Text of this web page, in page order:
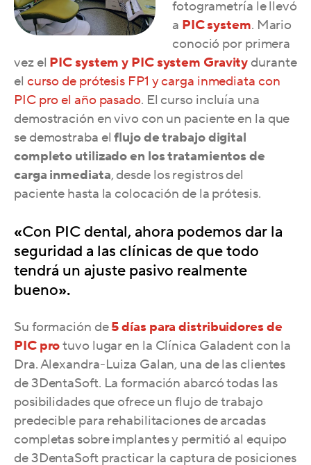
fotogrametría le llevó
a PIC system. Mario
conoció por primera
vez el PIC system y PIC system Gravity durante
el curso de prótesis FP1 y carga inmediata con
PIC pro el año pasado. El curso incluía una
demostración en vivo con un paciente en la que
se demostraba el flujo de trabajo digital
completo utilizado en los tratamientos de
carga inmediata, desde los registros del
paciente hasta la colocación de la prótesis.
«Con PIC dental, ahora podemos dar la
seguridad a las clínicas de que todo
tendrá un ajuste pasivo realmente
bueno».
Su formación de5 días para distribuidores de
PIC protuvo lugar en la Clínica Galadent con la
Dra. Alexandra-Luiza Galan, una de las clientes
de 3DentaSoft. La formación abarcó todas las
posibilidades que ofrece un flujo de trabajo
predecible para rehabilitaciones de arcadas
completas sobre implantes y permitió al equipo
de 3DentaSoft practicar la captura de posiciones